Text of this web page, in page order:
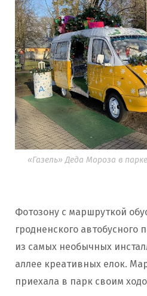
«Газель» Деда Мороза в
Фотозону с маршруткой
гродненского автобусного
из самых необычных
аллее креативных елок.
приехала в парк своим